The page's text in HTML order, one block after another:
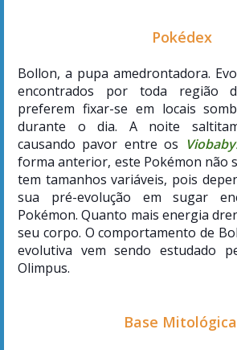
Pokédex
Bollon, a pupa amedrontadora.
encontrados por toda região
preferem fixar-se em locais
durante o dia. A noite
causando pavor entre os Viobaby
forma anterior, este Pokémon não
tem tamanhos variáveis, pois
sua pré-evolução em sugar
Pokémon. Quanto mais energia
seu corpo. O comportamento de
evolutiva vem sendo estudado
Olimpus.
Base Mitológica